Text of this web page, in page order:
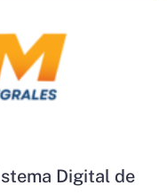
Digital de